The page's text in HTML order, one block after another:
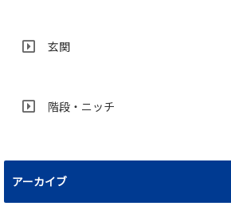
玄関
階段・ニッチ
アーカイブ